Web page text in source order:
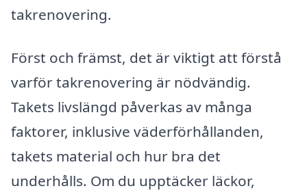
takrenovering.
Först och främst, det är viktigt att förstå
varför takrenovering är nödvändig.
Takets livslängd påverkas av många
faktorer, inklusive väderförhållanden,
takets material och hur bra det
underhålls. Om du upptäcker läckor,